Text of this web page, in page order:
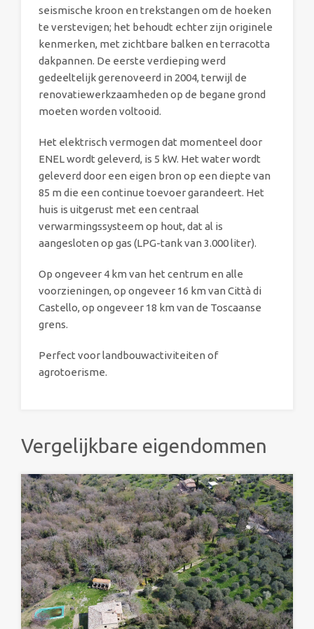
seismische kroon en trekstangen om de hoeken
te verstevigen; het behoudt echter zijn originele
kenmerken, met zichtbare balken en terracotta
dakpannen. De eerste verdieping werd
gedeeltelijk gerenoveerd in 2004, terwijl de
renovatiewerkzaamheden op de begane grond
moeten worden voltooid.
Het elektrisch vermogen dat momenteel door
ENEL wordt geleverd, is 5 kW. Het water wordt
geleverd door een eigen bron op een diepte van
85 m die een continue toevoer garandeert. Het
huis is uitgerust met een centraal
verwarmingssysteem op hout, dat al is
aangesloten op gas (LPG-tank van 3.000 liter).
Op ongeveer 4 km van het centrum en alle
voorzieningen, op ongeveer 16 km van Città di
Castello, op ongeveer 18 km van de Toscaanse
grens.
Perfect voor landbouwactiviteiten of
agrotoerisme.
Vergelijkbare eigendommen